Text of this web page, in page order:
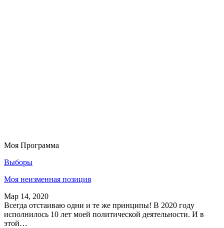
Моя Программа
Выборы
Моя неизменная позиция
Мар 14, 2020
Всегда отстаиваю одни и те же принципы! В 2020 году
исполнилось 10 лет моей политической деятельности. И в
этой…